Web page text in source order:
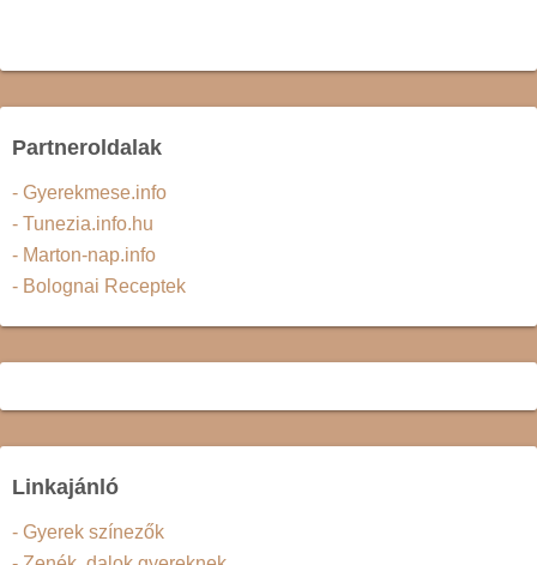
Partneroldalak
- Gyerekmese.info
- Tunezia.info.hu
- Marton-nap.info
- Bolognai Receptek
Linkajánló
- Gyerek színezők